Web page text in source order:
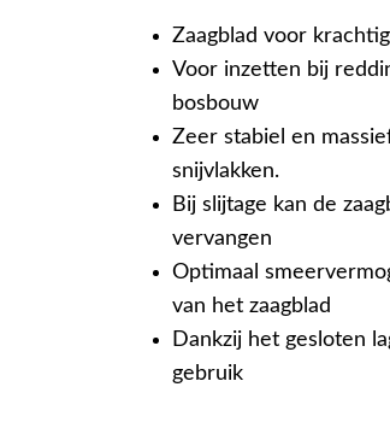
Zaagblad voor
Voor inzetten bij
bosbouw
Zeer stabiel en
snijvlakken.
Bij slijtage kan de
vervangen
Optimaal
van het zaagblad
Dankzij het gesloten
gebruik